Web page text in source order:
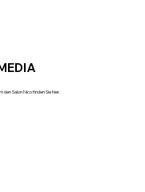
Salon Nico finden Sie hier.